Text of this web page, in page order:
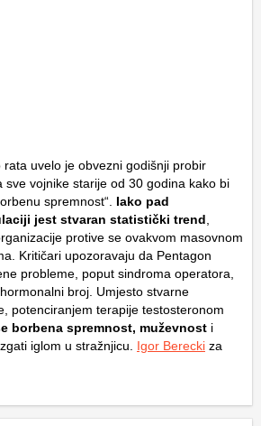
uvelo je obvezni godišnji probir
sve vojnike starije od 30 godina kako bi
spremnost“. Iako pad
jest stvaran statistički trend,
protive se ovakvom masovnom
Kritičari upozoravaju da Pentagon
probleme, poput sindroma operatora,
broj. Umjesto stvarne
potenciranjem terapije testosteronom
borbena spremnost, muževnost i
iglom u stražnjicu. Igor Berecki za